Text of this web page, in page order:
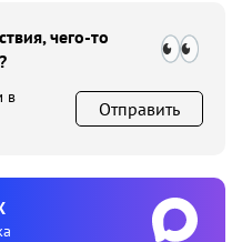
чего-то
в
Отправить